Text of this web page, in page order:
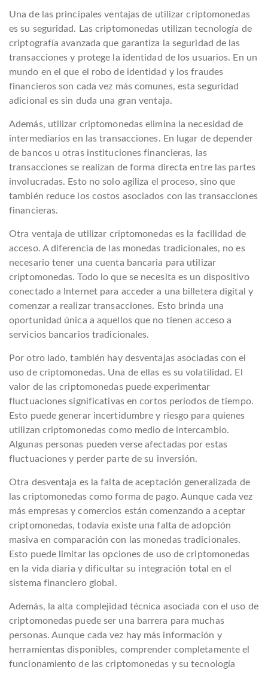
Una de las principales ventajas de utilizar criptomonedas
es su seguridad. Las criptomonedas utilizan tecnología de
criptografía avanzada que garantiza la seguridad de las
transacciones y protege la identidad de los usuarios. En un
mundo en el que el robo de identidad y los fraudes
financieros son cada vez más comunes, esta seguridad
adicional es sin duda una gran ventaja.
Además, utilizar criptomonedas elimina la necesidad de
intermediarios en las transacciones. En lugar de depender
de bancos u otras instituciones financieras, las
transacciones se realizan de forma directa entre las partes
involucradas. Esto no solo agiliza el proceso, sino que
también reduce los costos asociados con las transacciones
financieras.
Otra ventaja de utilizar criptomonedas es la facilidad de
acceso. A diferencia de las monedas tradicionales, no es
necesario tener una cuenta bancaria para utilizar
criptomonedas. Todo lo que se necesita es un dispositivo
conectado a Internet para acceder a una billetera digital y
comenzar a realizar transacciones. Esto brinda una
oportunidad única a aquellos que no tienen acceso a
servicios bancarios tradicionales.
Por otro lado, también hay desventajas asociadas con el
uso de criptomonedas. Una de ellas es su volatilidad. El
valor de las criptomonedas puede experimentar
fluctuaciones significativas en cortos períodos de tiempo.
Esto puede generar incertidumbre y riesgo para quienes
utilizan criptomonedas como medio de intercambio.
Algunas personas pueden verse afectadas por estas
fluctuaciones y perder parte de su inversión.
Otra desventaja es la falta de aceptación generalizada de
las criptomonedas como forma de pago. Aunque cada vez
más empresas y comercios están comenzando a aceptar
criptomonedas, todavía existe una falta de adopción
masiva en comparación con las monedas tradicionales.
Esto puede limitar las opciones de uso de criptomonedas
en la vida diaria y dificultar su integración total en el
sistema financiero global.
Además, la alta complejidad técnica asociada con el uso de
criptomonedas puede ser una barrera para muchas
personas. Aunque cada vez hay más información y
herramientas disponibles, comprender completamente el
funcionamiento de las criptomonedas y su tecnología